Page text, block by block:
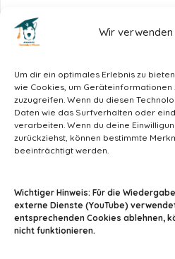
Wir verwenden
Um dir ein optimales Erlebnis zu
wie Cookies, um
zuzugreifen. Wenn du diesen
Daten wie das Surfverhalten oder
verarbeiten. Wenn du deine
zurückziehst, können bestimmte
beeinträchtigt werden.
Wichtiger Hinweis: Für die
externe Dienste (YouTube)
entsprechenden Cookies ablehnen,
nicht funktionieren.